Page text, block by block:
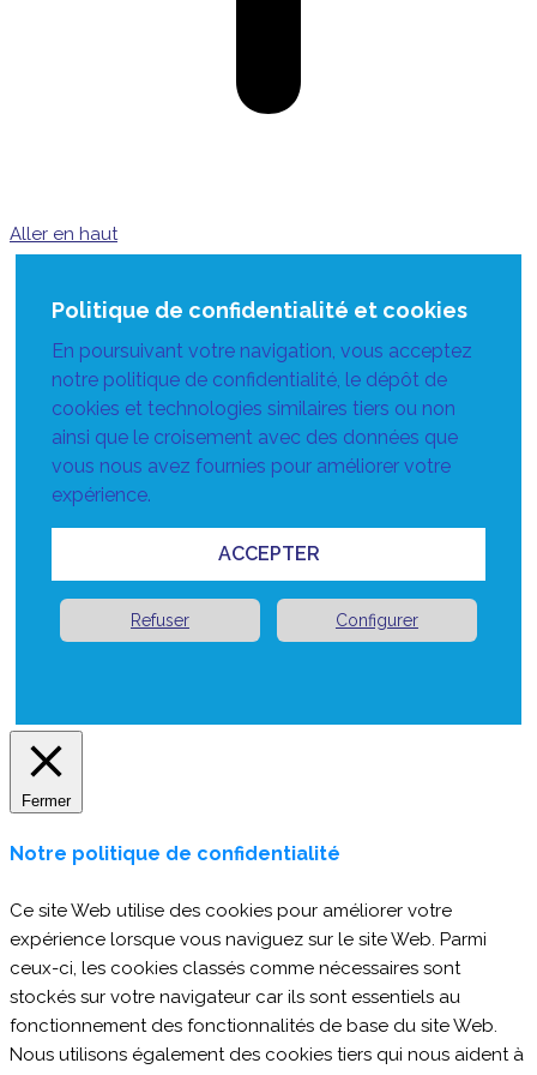
Aller en haut
Politique de confidentialité et cookies
En poursuivant votre navigation, vous acceptez
notre politique de confidentialité, le dépôt de
cookies et technologies similaires tiers ou non
ainsi que le croisement avec des données que
vous nous avez fournies pour améliorer votre
expérience.
ACCEPTER
Refuser Configurer
Fermer
Notre politique de confidentialité
Ce site Web utilise des cookies pour améliorer votre
expérience lorsque vous naviguez sur le site Web. Parmi
ceux-ci, les cookies classés comme nécessaires sont
stockés sur votre navigateur car ils sont essentiels au
fonctionnement des fonctionnalités de base du site Web.
Nous utilisons également des cookies tiers qui nous aident à